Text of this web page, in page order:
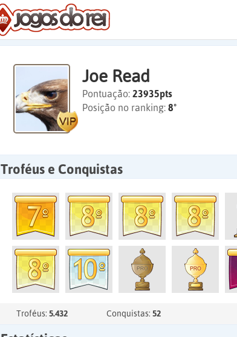
Joe Read
Pontuação: 23935pts
Posição no ranking: 8º
Troféus e Conquistas
Troféus: 5.432 Conquistas: 52